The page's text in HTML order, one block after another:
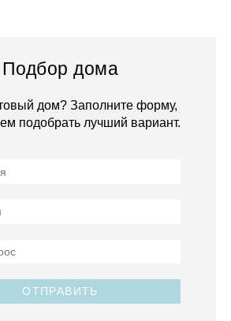
Подбор дома
дом? Заполните форму,
подобрать лучший вариант.
ОТПРАВИТЬ